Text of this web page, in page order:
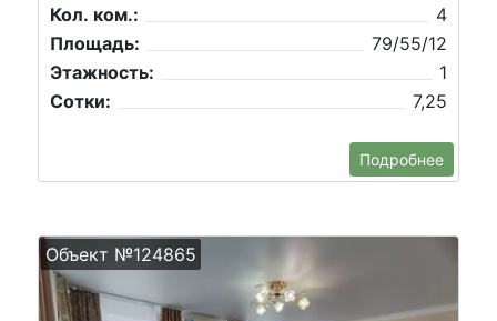
Кол. ком.:
4
Площадь:
79/55/12
Этажность:
1
Сотки:
7,25
Подробнее
Объект №124865